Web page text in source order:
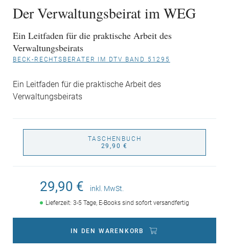
Der Verwaltungsbeirat im WEG
Ein Leitfaden für die praktische Arbeit des
Verwaltungsbeirats
BECK-RECHTSBERATER IM DTV BAND 51295
Ein Leitfaden für die praktische Arbeit des
Verwaltungsbeirats
TASCHENBUCH
29,90 €
29,90 € inkl. MwSt.
Lieferzeit: 3-5 Tage, E-Books sind sofort versandfertig
IN DEN WARENKORB